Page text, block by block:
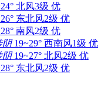
北风3级 优
东北风2级 优
南风2级 优
阴 19~29° 西南风1级 优
阴 19~27° 北风2级 优
东北风2级 优